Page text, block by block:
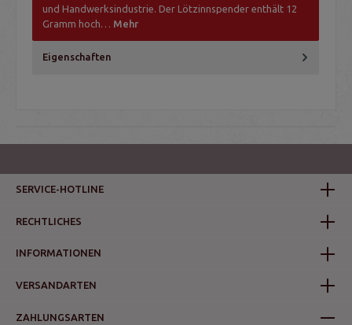
und Handwerksindustrie. Der Lötzinnspender enthält 12
Gramm hoch… Mehr
Eigenschaften
SERVICE-HOTLINE
RECHTLICHES
INFORMATIONEN
VERSANDARTEN
ZAHLUNGSARTEN